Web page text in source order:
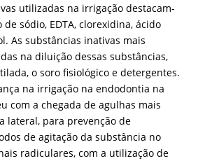
utilizadas na irrigação destacam-
sódio, EDTA, clorexidina, ácido
As substâncias inativas mais
na diluição dessas substâncias,
o soro fisiológico e detergentes.
na irrigação na endodontia na
com a chegada de agulhas mais
lateral, para prevenção de
de agitação da substância no
radiculares, com a utilização de